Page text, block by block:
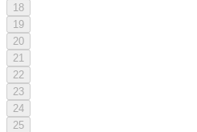
18
19
20
21
22
23
24
25